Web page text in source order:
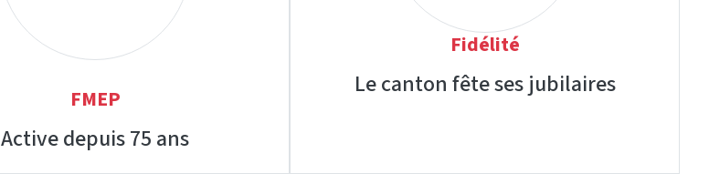
FMEP
Active depuis 75 ans
Fidélité
Le canton fête ses jubilaires